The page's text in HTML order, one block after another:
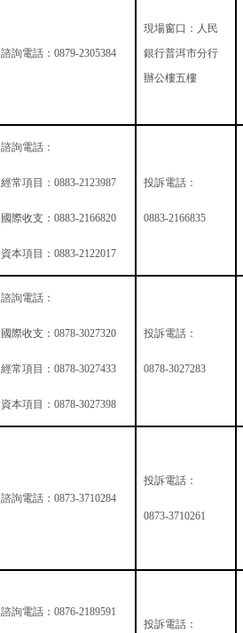
諮詢電話： 0879-2305384
現場窗口：人民
銀行普洱市分行
辦公樓五樓
諮詢電話：
經常項目： 0883-2123987
國際收支： 0883-2166820
資本項目： 0883-2122017
投訴電話：
0883-2166835
諮詢電話：
國際收支： 0878-3027320
經常項目： 0878-3027433
資本項目： 0878-3027398
投訴電話：
0878-3027283
諮詢電話： 0873-3710284
投訴電話：
0873-3710261
諮詢電話： 0876-2189591
投訴電話：